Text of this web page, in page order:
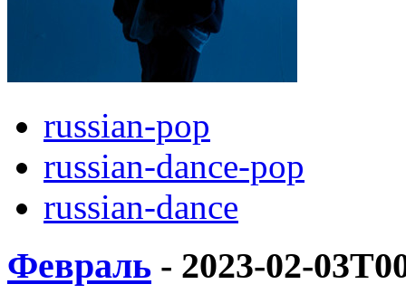
russian-pop
russian-dance-pop
russian-dance
Февраль - 2023-02-